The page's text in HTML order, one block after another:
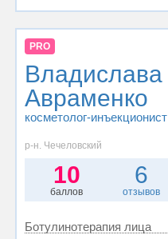
PRO
Владислава
Авраменко
косметолог-инъекционист
р-н. Чечеловский
10
баллов
6
отзывов
Ботулинотерапия лица